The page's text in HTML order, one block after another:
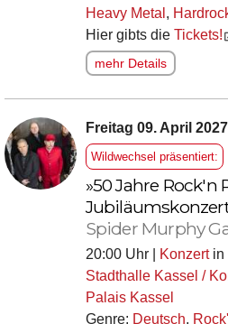
Heavy Metal ,
Hier gibts die Tickets!
mehr Details
Freitag 09. April 2027
Wildwechsel präsentiert:
»50 Jahre Rock'n
Spider Murphy
20:00 Uhr | Konzertin
Stadthalle Kassel /
Palais Kassel
Genre: Deutsch,